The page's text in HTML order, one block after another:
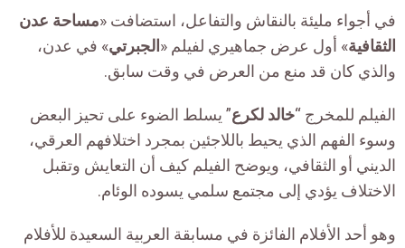
في أجواء مليئة بالنقاش والتفاعل، استضافت «مساحة عدن
الثقافية» أول عرض جماهيري لفيلم «الجبرتي» في عدن،
والذي كان قد منع من العرض في وقت سابق.
الفيلم للمخرج “خالد لكرع” يسلط الضوء على تحيز البعض
وسوء الفهم الذي يحيط باللاجئين بمجرد اختلافهم العرقي،
الديني أو الثقافي، ويوضح الفيلم كيف أن التعايش وتقبل
الاختلاف يؤدي إلى مجتمع سلمي يسوده الوئام.
وهو أحد الأفلام الفائزة في مسابقة العربية السعيدة للأفلام